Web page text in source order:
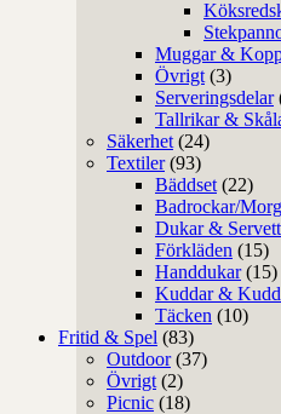
Muggar &
Övrigt (3)
Serveringsdelar
Tallrikar &
Säkerhet (24)
Textiler (93)
Bäddset (22)
Badrockar/
Dukar &
Förkläden (15)
Handdukar (15)
Kuddar &
Täcken (10)
Fritid & Spel (83)
Outdoor (37)
Övrigt (2)
Picnic (18)